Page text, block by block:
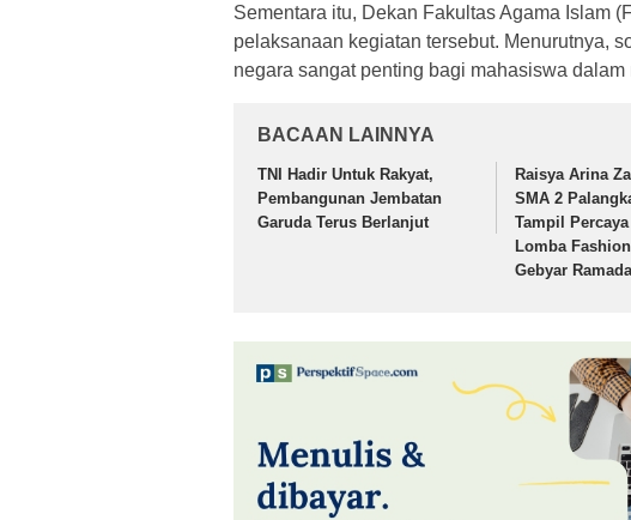
Sementara itu, Dekan Fakultas Agama Islam
pelaksanaan kegiatan tersebut. Menurutnya,
negara sangat penting bagi mahasiswa
BACAAN LAINNYA
TNI Hadir Untuk Rakyat,
Pembangunan Jembatan
Garuda Terus Berlanjut
Raisya Arina
SMA 2
Tampil
Lomba
Gebyar